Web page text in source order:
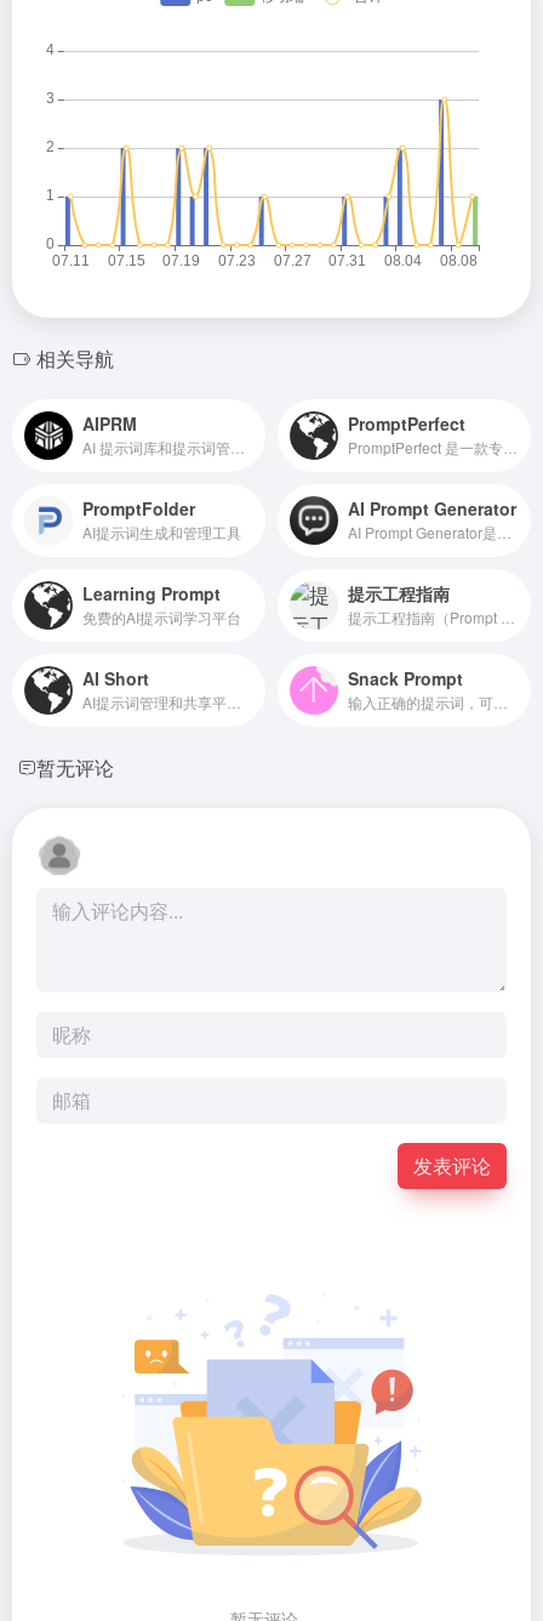
相关导航
AIPRM PromptPerfect
PromptFolder
AI提示词生成和管理工具
AI Prompt Generator
Learning Prompt
免费的AI提示词学习平台
提示工程指南
AI Short Snack Prompt
暂无评论
发表评论